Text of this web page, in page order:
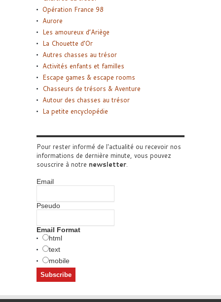
Opération France 98
Aurore
Les amoureux d’Ariège
La Chouette d’Or
Autres chasses au trésor
Activités enfants et familles
Escape games & escape rooms
Chasseurs de trésors & Aventure
Autour des chasses au trésor
La petite encyclopédie
Pour rester informé de l'actualité ou recevoir nos
informations de dernière minute, vous pouvez
souscrire à notre newsletter
Email
Pseudo
Email Format
html
text
mobile